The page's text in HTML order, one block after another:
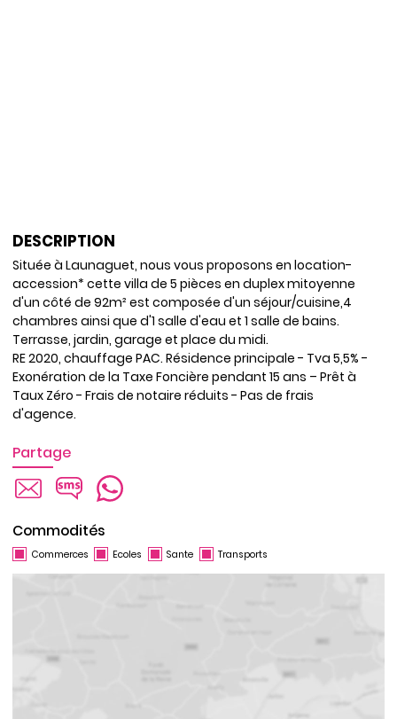
DESCRIPTION
Située à Launaguet, nous vous proposons en location-
accession* cette villa de 5 pièces en duplex mitoyenne
d'un côté de 92m² est composée d'un séjour/cuisine,4
chambres ainsi que d'1 salle d'eau et 1 salle de bains.
Terrasse, jardin, garage et place du midi.
RE 2020, chauffage PAC. Résidence principale - Tva 5,5% -
Exonération de la Taxe Foncière pendant 15 ans – Prêt à
Taux Zéro - Frais de notaire réduits - Pas de frais
d'agence.
Partage
Commodités
Commerces Ecoles Sante Transports